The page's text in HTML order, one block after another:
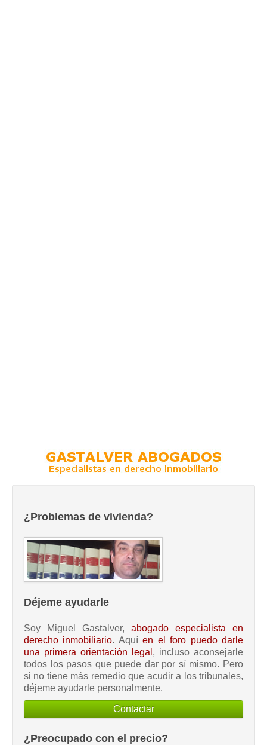
¿Problemas de vivienda?
Déjeme ayudarle
Soy Miguel Gastalver, abogado especialista en
derecho inmobiliario. Aquíen el foro puedo darle
una primera orientación legal , incluso aconsejarle
todos los pasos que puede dar por sí mismo. Pero
si no tiene más remedio que acudir a los tribunales,
déjeme ayudarle personalmente.
Contactar
¿Preocupado con el precio?